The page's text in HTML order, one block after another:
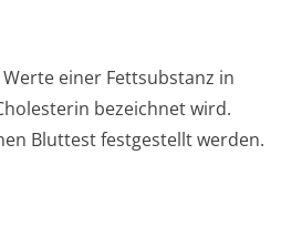
einer Fettsubstanz in
bezeichnet wird.
Bluttest festgestellt werden.